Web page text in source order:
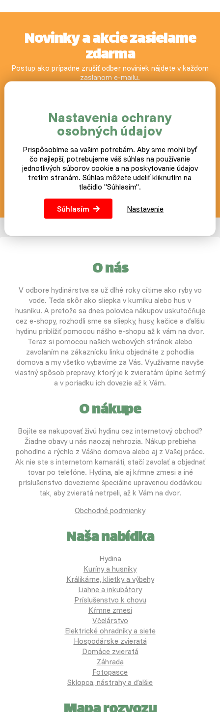
Novinky a akcie zasielame
zdarma
Postup ako prípadne zrušiť odber noviniek nájdete v každom
zaslanom e-mailu.
Náš blog
+420 383 800 130
objednavky@slepicar.sk
O nás
V odbore hydinárstva sa už dlhé roky cítime ako ryby vo
vode. Teda skôr ako sliepka v kurníku alebo hus v
husníku. A pretože sa dnes polovica nákupov uskutočňuje
cez e-shopy, rozhodli sme sa sliepky, husy, kačice a ďalšiu
hydinu priblížiť pomocou nášho e-shopu až k vám na dvor.
Teraz si pomocou našich webových stránok alebo
zavolaním na zákaznícku linku objednáte z pohodlia
domova a my všetko vybavíme za Vás. Využívame navyše
vlastný spôsob prepravy, ktorý je k zvieratám úplne šetrný
a v poriadku ich dovezie až k Vám.
O nákupe
Bojíte sa nakupovať živú hydinu cez internetový obchod?
Žiadne obavy u nás naozaj nehrozia. Nákup prebieha
pohodlne a rýchlo z Vášho domova alebo aj z Vašej práce.
Ak nie ste s internetom kamaráti, stačí zavolať a objednať
tovar po telefóne. Hydina, ale aj kŕmne zmesi a iné
príslušenstvo dovezieme špeciálne upravenou dodávkou
tak, aby zvieratá netrpeli, až k Vám na dvor.
Obchodné podmienky
Naša nabídka
Hydina
Kuríny a husníky
Králikárne, klietky a výbehy
Liahne a inkubátory
Príslušenstvo k chovu
Kŕmne zmesi
Včelárstvo
Elektrické ohradníky a siete
Hospodárske zvieratá
Domáce zvieratá
Záhrada
Fotopasce
Sklopca, nástrahy a ďalšie
Nastavenia ochrany
osobných údajov
Prispôsobíme sa vašim potrebám. Aby sme mohli byť
čo najlepší, potrebujeme váš súhlas na používanie
jednotlivých súborov cookie a na poskytovanie údajov
tretím stranám. Súhlas môžete udeliť kliknutím na
tlačidlo "Súhlasím".
Súhlasím Nastavenie